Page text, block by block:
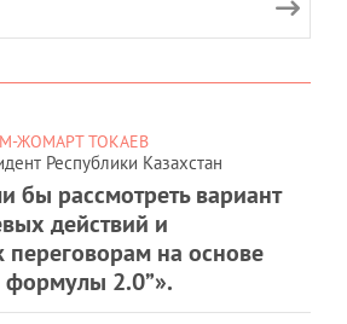
ЖОМАРТ ТОКАЕВ
Республики Казахстан
бы рассмотреть вариант
действий и
переговорам на основе
формулы 2.0”».